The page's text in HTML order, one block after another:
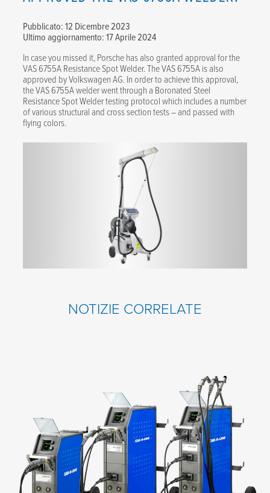
Pubblicato: 12 Dicembre 2023
Ultimo aggiornamento: 17 Aprile 2024
In case you missed it, Porsche has also granted approval for the
VAS 6755A Resistance Spot Welder. The VAS 6755A is also
approved by Volkswagen AG. In order to achieve this approval,
the VAS 6755A welder went through a Boronated Steel
Resistance Spot Welder testing protocol which includes a number
of various structural and cross section tests – and passed with
flying colors.
NOTIZIE CORRELATE